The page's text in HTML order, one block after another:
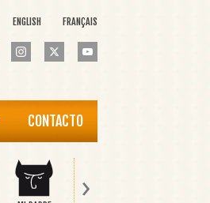
ENGLISH FRANÇAIS
CONTACTO
›